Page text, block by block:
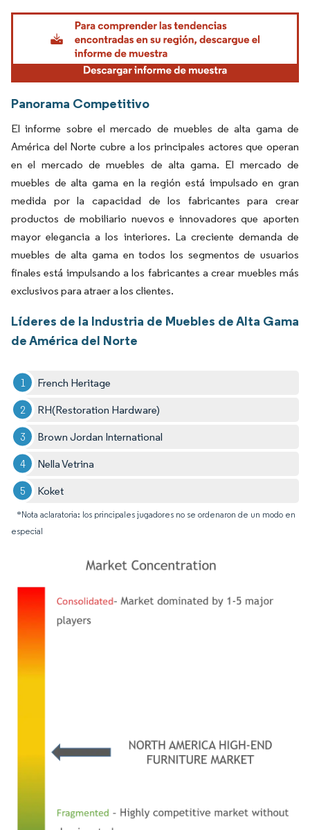
Imagen © Mordor Intelligence. El uso requiere atribución según CC BY 4.0.
Panorama Competitivo
El informe sobre el mercado de muebles de alta gama de
América del Norte cubre a los principales actores que operan
en el mercado de muebles de alta gama. El mercado de
muebles de alta gama en la región está impulsado en gran
medida por la capacidad de los fabricantes para crear
productos de mobiliario nuevos e innovadores que aporten
mayor elegancia a los interiores. La creciente demanda de
muebles de alta gama en todos los segmentos de usuarios
finales está impulsando a los fabricantes a crear muebles más
exclusivos para atraer a los clientes.
Líderes de la Industria de Muebles de Alta Gama
de América del Norte
French Heritage
RH(Restoration Hardware)
Brown Jordan International
Nella Vetrina
Koket
*Nota aclaratoria: los principales jugadores no se ordenaron de un modo en
especial